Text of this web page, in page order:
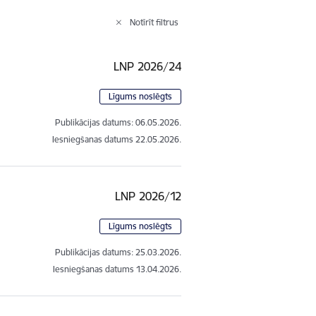
Notīrīt filtrus
LNP 2026/24
Līgums noslēgts
Publikācijas datums: 06.05.2026.
Iesniegšanas datums 22.05.2026.
LNP 2026/12
Līgums noslēgts
Publikācijas datums: 25.03.2026.
Iesniegšanas datums 13.04.2026.